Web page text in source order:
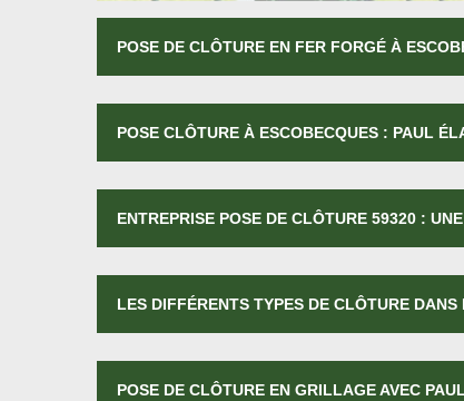
POSE DE CLÔTURE EN FER FORGÉ À
POSE CLÔTURE À ESCOBECQUES : PAUL
ENTREPRISE POSE DE CLÔTURE 59320 :
LES DIFFÉRENTS TYPES DE CLÔTURE DANS
POSE DE CLÔTURE EN GRILLAGE AVEC